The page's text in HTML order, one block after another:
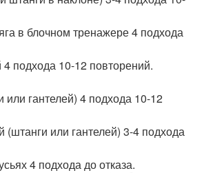
в блочном тренажере 4 подхода
подхода 10-12 повторений.
гантелей) 4 подхода 10-12
или гантелей) 3-4 подхода
4 подхода до отказа.